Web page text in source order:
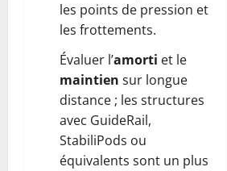
les points de pression et
les frottements.
Évaluer l’amorti et le
maintien sur longue
distance ; les structures
avec GuideRail,
StabiliPods ou
équivalents sont un plus